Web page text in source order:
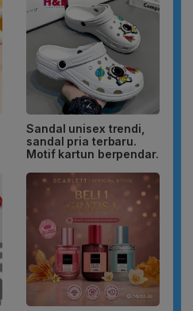
Sandal unisex trendi,
sandal pria terbaru.
Motif kartun berpendar.